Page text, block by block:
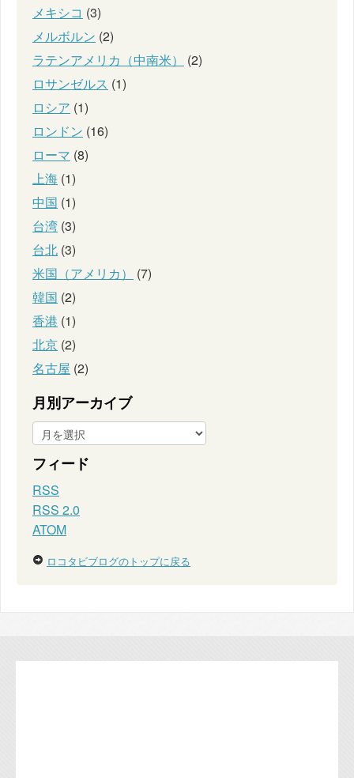
メキシコ (3)
メルボルン (2)
ラテンアメリカ（中南米）
(2)
ロサンゼルス (1)
ロシア (1)
ロンドン (16)
ローマ (8)
上海 (1)
中国 (1)
台湾 (3)
台北 (3)
米国（アメリカ）
(7)
韓国 (2)
香港 (1)
北京 (2)
名古屋 (2)
月別アーカイブ
フィード
RSS
RSS 2.0
ATOM
ロコタビブログのトップに戻る